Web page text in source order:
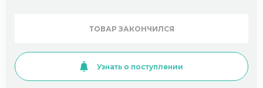
ТОВАР ЗАКОНЧИЛСЯ
Узнать о поступлении